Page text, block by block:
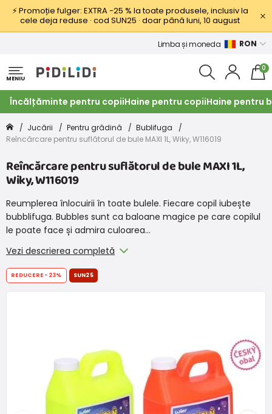
⚡ Promoție fulger: EXTRA −25 % la toate produsele, inclusiv la
cele deja reduse · cod SUN25 · doar până luni, 10 august
Limba și moneda RON
MENIU
0
Încălțăminte pentru copiiHaine pentru copiiHaine pentru
Jucării Pentru grădină
Bublifuga
Reîncărcare pentru suflătorul de bule MAXI 1L, Wiky, W116019
Reîncărcare pentru suflătorul de bule MAXI 1L,
Wiky, W116019
Reumplerea înlocuirii în toate bulele. Fiecare copil iubește
bubblifuga. Bubbles sunt ca baloane magice pe care copilul
le poate face și admira culoarea…
Vezi descrierea completă
REDUCERE -23% SUN25